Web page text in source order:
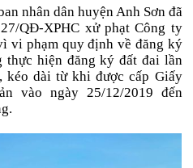
nhân dân huyện Anh Sơn đã
QĐ-XPHC xử phạt Công ty
vi phạm quy định về đăng ký
thực hiện đăng ký đất đai lần
kéo dài từ khi được cấp Giấy
vào ngày 25/12/2019 đến